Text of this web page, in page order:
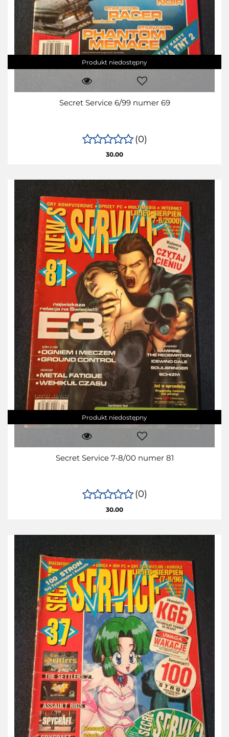
Produkt niedostępny
Secret Service 6/99 numer 69
(0)
30.00
Produkt niedostępny
Secret Service 7-8/00 numer 81
(0)
30.00